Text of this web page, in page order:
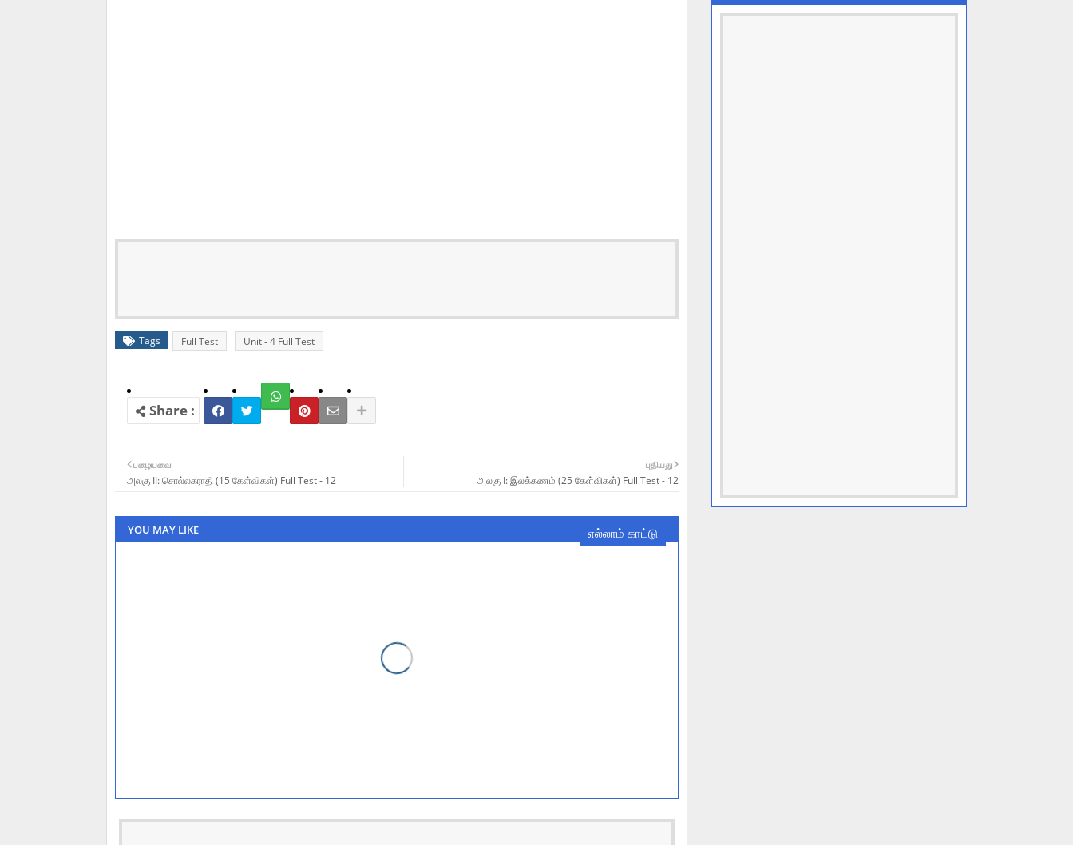
Tags Full Test Unit - 4 Full Test
புதியது
அலகு I: இலக்கணம் (25 கேள்விகள்) Full Test - 12
பழையவை
அலகு II: சொல்லகராதி (15 கேள்விகள்) Full Test - 12
YOU MAY LIKE எல்லாம் காட்டு